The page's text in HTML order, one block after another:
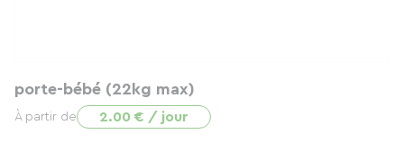
porte-bébé (22kg max)
À partir de 2.00 € / jour